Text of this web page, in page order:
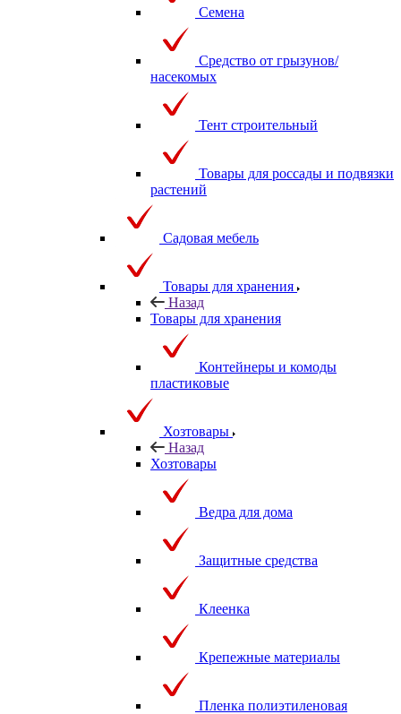
Семена
Средство от грызунов/
насекомых
Тент строительный
Товары для россады и подвязки
растений
Садовая мебель
Товары для хранения
Назад
Товары для хранения
Контейнеры и комоды
пластиковые
Хозтовары
Назад
Хозтовары
Ведра для дома
Защитные средства
Клеенка
Крепежные материалы
Пленка полиэтиленовая